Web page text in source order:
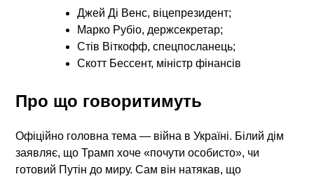
Джей Ді Венс, віцепрезидент;
Марко Рубіо, держсекретар;
Стів Віткофф, спецпосланець;
Скотт Бессент, міністр фінансів
Про що говоритимуть
Офіційно головна тема — війна в Україні. Білий дім
заявляє, що Трамп хоче «почути особисто», чи
готовий Путін до миру. Сам він натякав, що